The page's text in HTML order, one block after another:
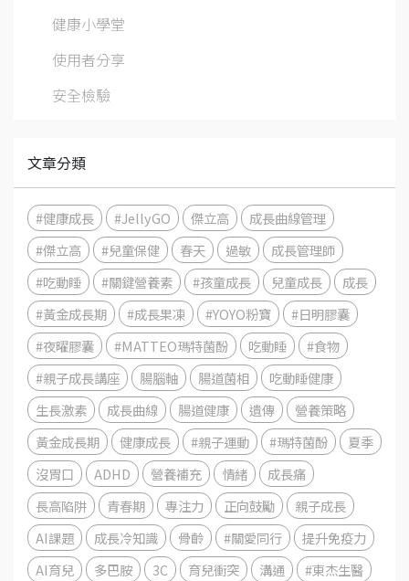
健康小學堂
使用者分享
安全檢驗
文章分類
#健康成長 #JellyGO 傑立高
成長曲線管理
#傑立高
#兒童保健 春天 過敏
成長管理師
#吃動睡
#關鍵營養素 #孩童成長 兒童成長
成長
#黃金成長期
#成長果凍 #YOYO粉寶
#日明膠囊
#夜曜膠囊
#MATTEO瑪特菌酚 吃動睡
#食物
#親子成長講座
腸腦軸 腸道菌相
吃動睡健康
生長激素
成長曲線 腸道健康 遺傳
營養策略
黃金成長期
健康成長 #親子運動 #瑪特菌酚
夏季
沒胃口
ADHD 營養補充 情緒
成長痛
長高陷阱
青春期 專注力 正向鼓勵
親子成長
AI課題
成長冷知識 骨齡 #關愛同行
提升免疫力
AI育兒
多巴胺 3C 育兒衝突 溝通 #東杰生醫